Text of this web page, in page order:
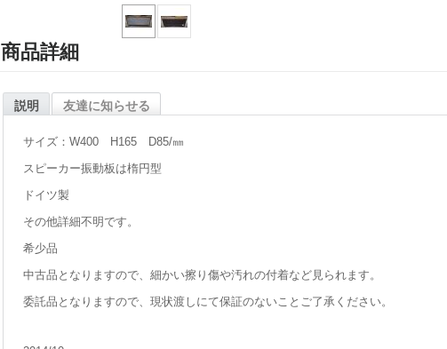
商品詳細
説明 友達に知らせる
サイズ：W400 H165 D85/㎜
スピーカー振動板は楕円型
ドイツ製
その他詳細不明です。
希少品
中古品となりますので、細かい擦り傷や汚れの付着など見られます。
委託品となりますので、現状渡しにて保証のないことご了承ください。